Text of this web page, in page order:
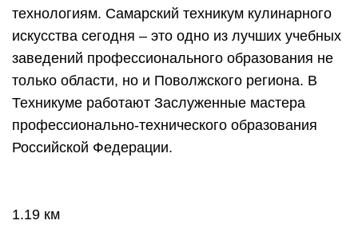
технологиям. Самарский техникум кулинарного
искусства сегодня – это одно из лучших учебных
заведений профессионального образования не
только области, но и Поволжского региона. В
Техникуме работают Заслуженные мастера
профессионально-технического образования
Российской Федерации.
1.19 км